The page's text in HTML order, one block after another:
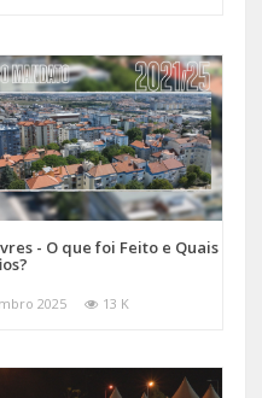
- O que foi Feito e Quais
2025 13 K